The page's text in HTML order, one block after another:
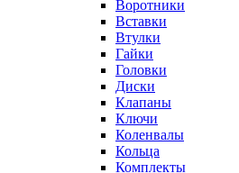
Воротники
Вставки
Втулки
Гайки
Головки
Диски
Клапаны
Ключи
Коленвалы
Кольца
Комплекты